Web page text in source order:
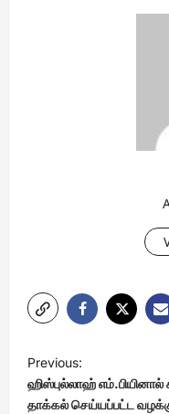
o
s
Previous:
ஹிஸ்புல்லாஹ்
தாக்கல் செய்யப்பட்ட